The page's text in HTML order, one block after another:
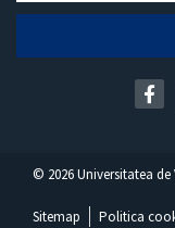
© 2026Universitatea
Sitemap Politica